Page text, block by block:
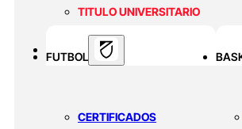
TITULO UNIVERSITARIO
Curso Universitario Técnico
Alto Rendimiento
BASKET
MASTERS ONLINE
FUTBOL
CERTIFICADOS